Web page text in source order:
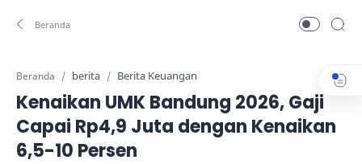
Beranda berita Berita Keuangan
Kenaikan UMK Bandung 2026, Gaji
Capai Rp4,9 Juta dengan Kenaikan
6,5-10 Persen